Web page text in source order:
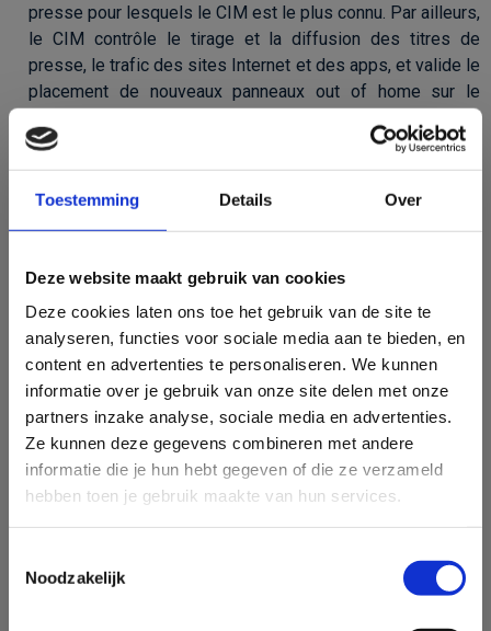
Toestemming Details Over
Deze website maakt gebruik van cookies
Deze cookies laten ons toe het gebruik van de site te
analyseren, functies voor sociale media aan te bieden, en
content en advertenties te personaliseren. We kunnen
informatie over je gebruik van onze site delen met onze
partners inzake analyse, sociale media en advertenties.
Ze kunnen deze gegevens combineren met andere
informatie die je hun hebt gegeven of die ze verzameld
hebben toen je gebruik maakte van hun services.
Noodzakelijk
×
Subscribe to our newsletter
presse pour lesquels le CIM est le plus connu. Par ailleurs,
le CIM contrôle le tirage et la diffusion des titres de
presse, le trafic des sites Internet et des apps, et valide le
placement de nouveaux panneaux out of home sur le
Le CIM réalise également différentes études de groupes
cibles utiles pour tous les médias :
de l’équipement multimédia et la consommation média des
ménages.
- Le Target Group Monitor (TGM), qui a pour objectif de
faire le lien entre la consommation des médias et la
consommation de produits et de marques.
Si vous voulez en savoir plus sur le fonctionnement du CIM,
consultez notre
Rapport Annuel
(dans le cadre "Rapport
annuel CIM").
Le CIM est membre de plusieurs associations
professionnelles internationales qui rassemblent des Joint